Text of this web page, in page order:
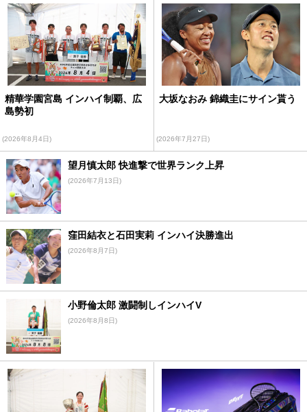
精華学園宮島 インハイ制覇、広
島勢初
(2026年8月4日)
大坂なおみ 錦織圭にサイン貰う
(2026年7月27日)
望月慎太郎 快進撃で世界ランク上昇
(2026年7月13日)
窪田結衣と石田実莉 インハイ決勝進出
(2026年8月7日)
小野倫太郎 激闘制しインハイV
(2026年8月8日)